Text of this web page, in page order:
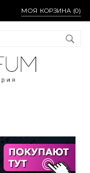
МОЯ КОРЗИНА (0)